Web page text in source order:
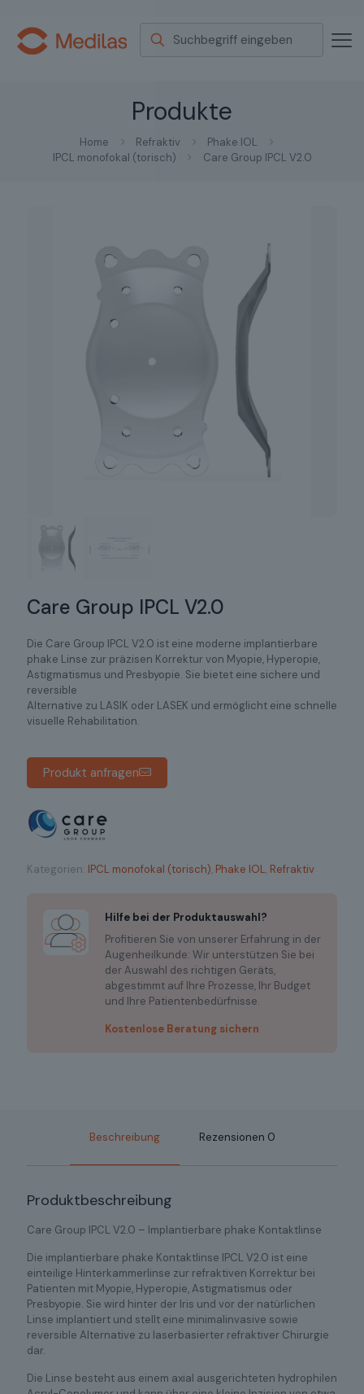
Produkte
Home Refraktiv
Phake IOL
IPCL monofokal (torisch)
Care Group IPCL V2.0
Care Group IPCL V2.0
Die Care Group IPCL V2.0 ist eine moderne implantierbare
phake Linse zur präzisen Korrektur von Myopie, Hyperopie,
Astigmatismus und Presbyopie. Sie bietet eine sichere und
reversible
Alternative zu LASIK oder LASEK und ermöglicht eine schnelle
visuelle Rehabilitation.
Produkt anfragen
Kategorien: IPCL monofokal (torisch), Phake IOL, Refraktiv
Hilfe bei der Produktauswahl?
Profitieren Sie von unserer Erfahrung in der
Augenheilkunde: Wir unterstützen Sie bei
der Auswahl des richtigen Geräts,
abgestimmt auf Ihre Prozesse, Ihr Budget
und Ihre Patientenbedürfnisse.
Kostenlose Beratung sichern
Beschreibung Rezensionen 0
Produktbeschreibung
Care Group IPCL V2.0 – Implantierbare phake Kontaktlinse
Die implantierbare phake Kontaktlinse IPCL V2.0 ist eine
einteilige Hinterkammerlinse zur refraktiven Korrektur bei
Patienten mit Myopie, Hyperopie, Astigmatismus oder
Presbyopie. Sie wird hinter der Iris und vor der natürlichen
Linse implantiert und stellt eine minimalinvasive sowie
reversible Alternative zu laserbasierter refraktiver Chirurgie
dar.
Die Linse besteht aus einem axial ausgerichteten hydrophilen